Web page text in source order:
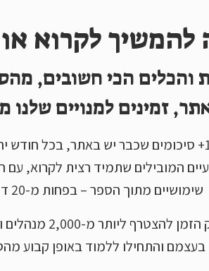
להמשיך לקרוא
והכלים הכי חשובים,
זמינים למנויים שלנו
חוץ מ-100+ סיכומים שכבר יש באתר, בכל
המובילים שתמיד רצית לקרוא, עם
שימושיים מתוך הספר – בפחות מ-20 דקות קריאה או האזנה 📚
זה בדיוק הזמן
בעצמם והתחילו ללמוד באופן קבוע